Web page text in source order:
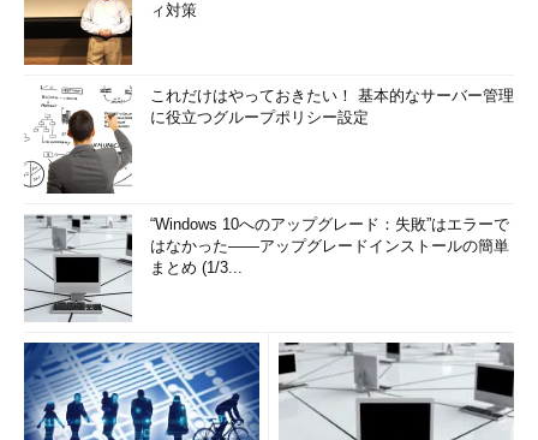
ィ対策
これだけはやっておきたい！ 基本的なサーバー管理
に役立つグループポリシー設定
“Windows 10へのアップグレード：失敗”はエラーで
はなかった――アップグレードインストールの簡単
まとめ (1/3...